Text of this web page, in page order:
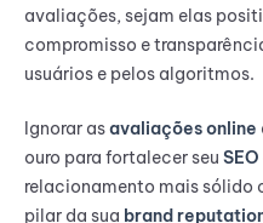
avaliações, sejam elas
compromisso e
usuários e pelos algoritmos.
Ignorar asavaliações online
ouro para fortalecer seu
relacionamento mais sólido
pilar da sua brand